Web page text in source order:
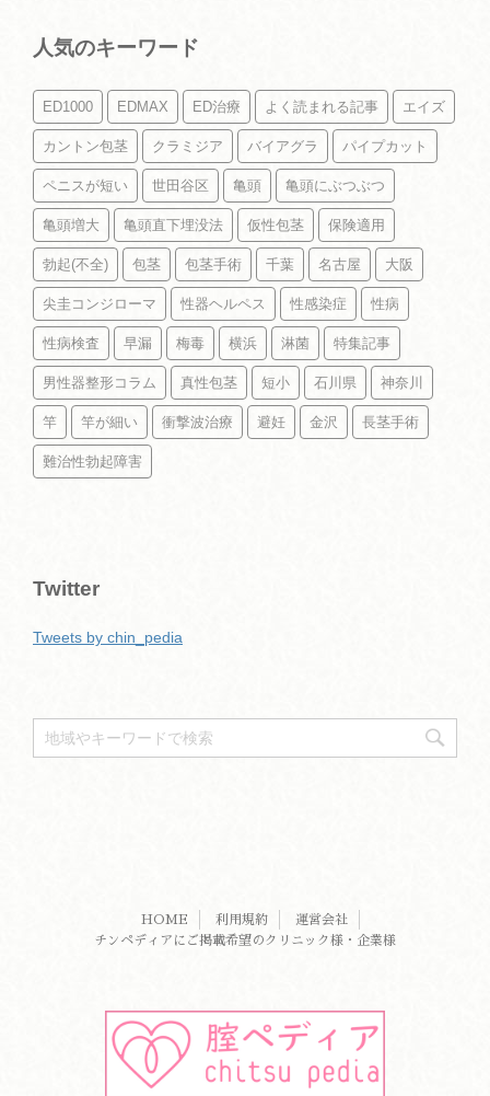
人気のキーワード
ED1000 EDMAX ED治療 よく読まれる記事 エイズ
カントン包茎 クラミジア バイアグラ パイプカット
ペニスが短い 世田谷区 亀頭 亀頭にぶつぶつ
亀頭増大 亀頭直下埋没法 仮性包茎 保険適用
勃起(不全) 包茎 包茎手術 千葉 名古屋 大阪
尖圭コンジローマ 性器ヘルペス 性感染症 性病
性病検査 早漏 梅毒 横浜 淋菌 特集記事
男性器整形コラム 真性包茎 短小 石川県 神奈川
竿 竿が細い 衝撃波治療 避妊 金沢 長茎手術
難治性勃起障害
Twitter
Tweets by chin_pedia
HOME 利用規約
運営会社
チンペディアにご掲載希望のクリニック様・企業様